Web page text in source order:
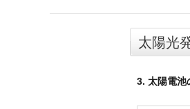
太陽光
3. 太陽電池